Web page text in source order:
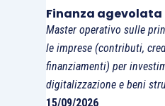
legati allasupply chain.
Al fine di
mitigare il
posizionamento, la
sostenibilità dovrà
Finanza agevolata
Master operativo sulle
le imprese (contributi,
finanziamenti) per
digitalizzazione e beni
15/09/2026